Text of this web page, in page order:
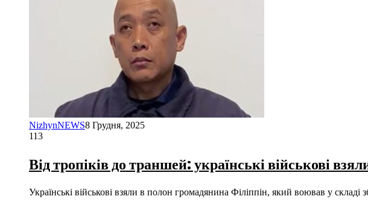
NizhynNEWS8 Грудня, 2025
113
Від тропіків до траншей: українські військові
Українські військові взяли в полон громадянина Філіппін, який воював у